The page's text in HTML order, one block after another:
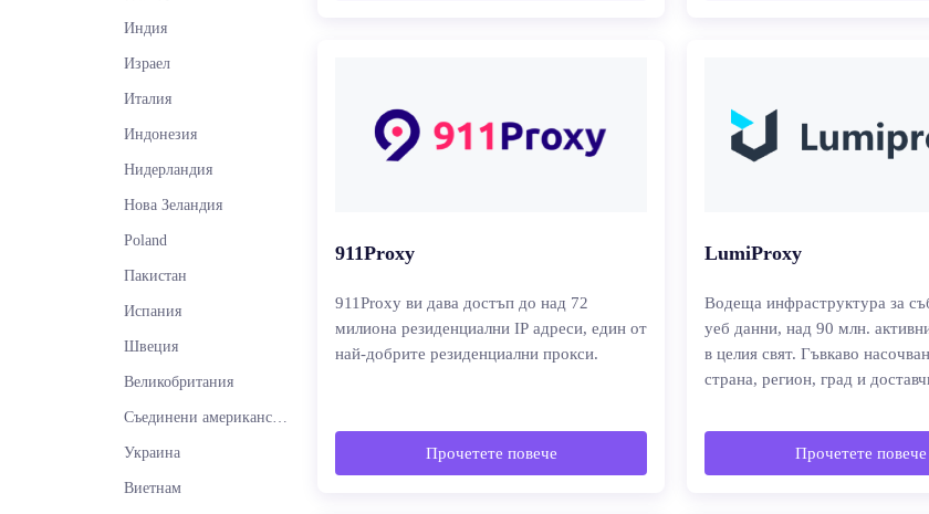
Индия
Израел
Италия
Индонезия
Нидерландия
Нова Зеландия
Poland
Пакистан
Испания
Швеция
Великобритания
Съединени американски щати
Украина
Виетнам
911Proxy
911Proxy ви дава достъп до над 72
милиона резиденциални IP адреси, един от
най-добрите резиденциални прокси.
Прочетете повече
LumiProxy
Водеща инфраструктура за
уеб данни, над 90 млн.
в целия свят. Гъвкаво
страна, регион, град и
Прочетете повече